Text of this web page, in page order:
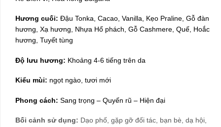
Hương cuối: Đậu Tonka, Cacao, Vanilla, Kẹo Praline, Gỗ đàn
hương, Xạ hương, Nhựa Hổ phách, Gỗ Cashmere, Quế, Hoắc
hương, Tuyết tùng
Độ lưu hương: Khoảng 4-6 tiếng trên da
Kiểu mùi: ngọt ngào, tươi mới
Phong cách: Sang trọng – Quyến rũ – Hiện đại
Bối cảnh sử dụng: Dạo phố, gặp gỡ đối tác, bạn bè, dạ hội,